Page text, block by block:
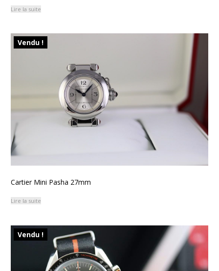
Lire la suite
Vendu !
Cartier Mini Pasha 27mm
Lire la suite
Vendu !